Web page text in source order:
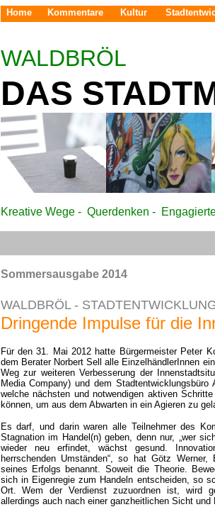
Home Kommentare Kultur
WALDBRÖL
DAS
Kreative Wege - Querdenken -
Sommersausgabe 2014
WALDBRÖL -
Dringende Impulse für die
Für den 31. Mai 2012 hatte Bürgermeister Peter
dem Berater Norbert Sell alle EinzelhändlerInnen
Weg zur weiteren Verbesserung der
Media Company) und dem
welche nächsten und notwendigen aktiven
können, um aus dem Abwarten in ein Agieren zu
Es darf, und darin waren alle Teilnehmer des
Stagnation im Handel(n) geben, denn nur, „wer
wieder neu erfindet, wächst gesund.
herrschenden Umständen“, so hat Götz
seines Erfolgs benannt. Soweit die Theorie.
sich in Eigenregie zum Handeln entscheiden, so
Ort. Wem der Verdienst zuzuordnen ist, wird
allerdings auch nach einer ganzheitlichen Sicht und